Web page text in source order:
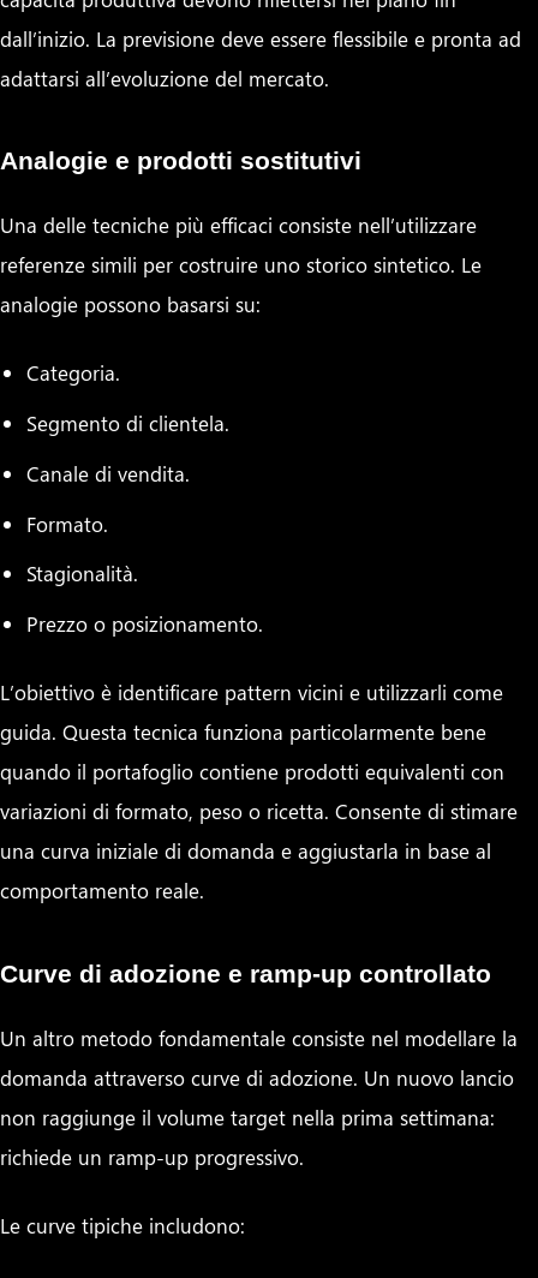
dall’inizio. La previsione deve essere flessibile e pronta ad
adattarsi all’evoluzione del mercato.
Analogie e prodotti sostitutivi
Una delle tecniche più efficaci consiste nell’utilizzare
referenze simili per costruire uno storico sintetico. Le
analogie possono basarsi su:
Categoria.
Segmento di clientela.
Canale di vendita.
Formato.
Stagionalità.
Prezzo o posizionamento.
L’obiettivo è identificare pattern vicini e utilizzarli come
guida. Questa tecnica funziona particolarmente bene
quando il portafoglio contiene prodotti equivalenti con
variazioni di formato, peso o ricetta. Consente di stimare
una curva iniziale di domanda e aggiustarla in base al
comportamento reale.
Curve di adozione e ramp-up controllato
Un altro metodo fondamentale consiste nel modellare la
domanda attraverso curve di adozione. Un nuovo lancio
non raggiunge il volume target nella prima settimana:
richiede un ramp-up progressivo.
Le curve tipiche includono: